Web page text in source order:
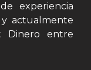
experiencia
actualmente
Dinero entre